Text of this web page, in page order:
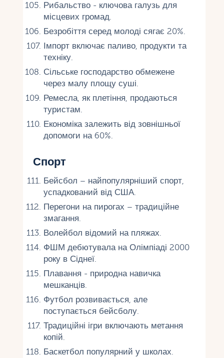
Рибальство - ключова галузь для
місцевих громад.
Безробіття серед молоді сягає 20%.
Імпорт включає паливо, продукти та
техніку.
Сільське господарство обмежене
через малу площу суші.
Ремесла, як плетіння, продаються
туристам.
Економіка залежить від зовнішньої
допомоги на 60%.
Спорт
Бейсбол – найпопулярніший спорт,
успадкований від США.
Перегони на пирогах – традиційне
змагання.
Волейбол відомий на пляжах.
ФШМ дебютувала на Олімпіаді 2000
року в Сіднеї.
Плавання - природна навичка
мешканців.
Футбол розвивається, але
поступається бейсболу.
Традиційні ігри включають метання
копій.
Баскетбол популярний у школах.